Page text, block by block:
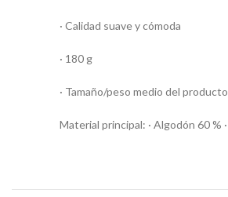
· Calidad suave y cómoda
· 180 g
· Tamaño/peso medio del
Material principal: · Algodón 60 %